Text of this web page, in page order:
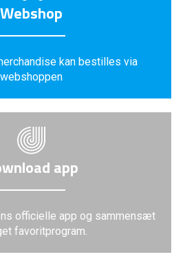
Webshop
kan bestilles via
webshoppen
app
officielle app og sammensæt
favoritprogram.